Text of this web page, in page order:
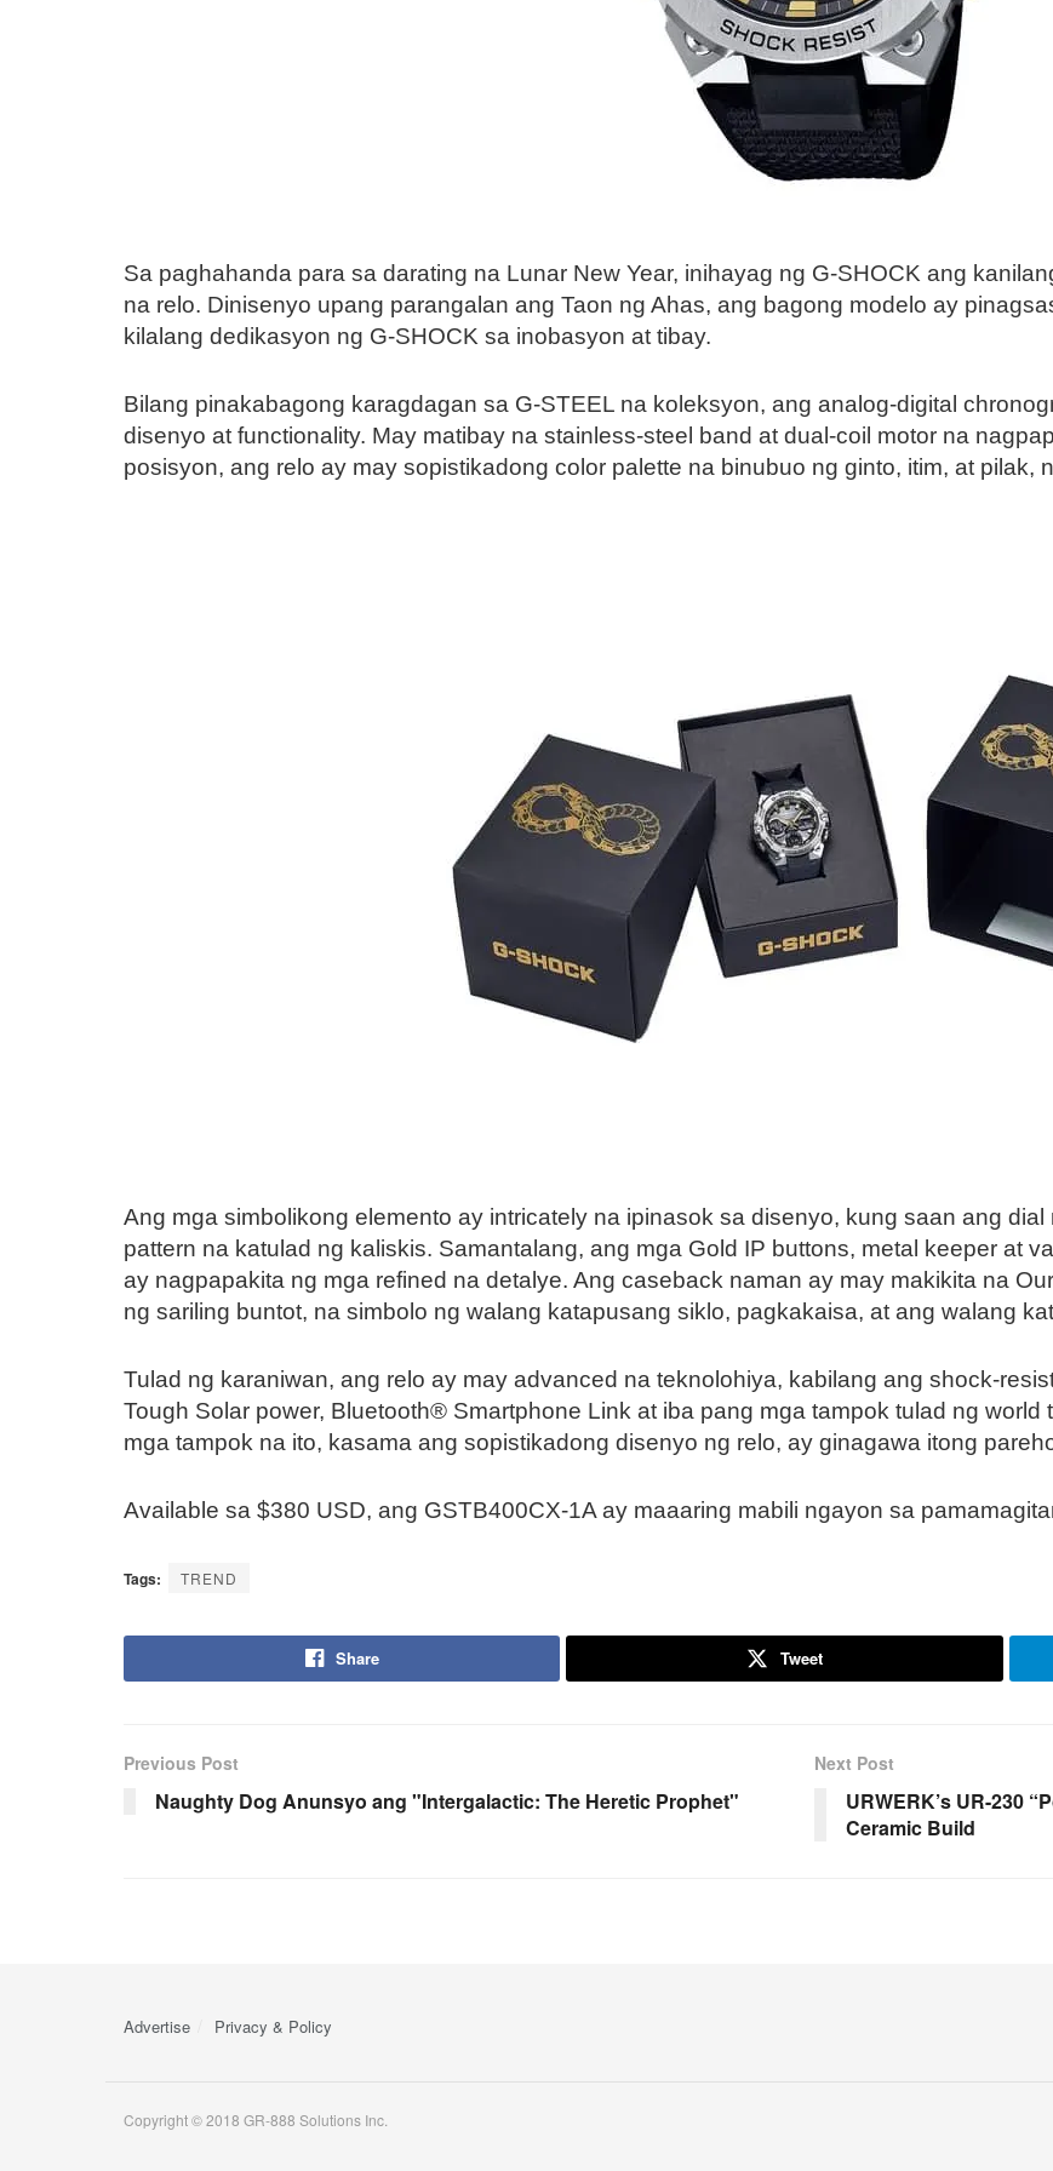
Sa paghahanda para sa darating na Lunar New Year, inihayag ng G-SHOCK ang
na relo. Dinisenyo upang parangalan ang Taon ng Ahas, ang bagong modelo ay
kilalang dedikasyon ng G-SHOCK sa inobasyon at tibay.
Bilang pinakabagong karagdagan sa G-STEEL na koleksyon, ang analog-digital
disenyo at functionality. May matibay na stainless-steel band at dual-coil motor na
posisyon, ang relo ay may sopistikadong color palette na binubuo ng ginto, itim, at pilak,
Ang mga simbolikong elemento ay intricately na ipinasok sa disenyo, kung saan ang
pattern na katulad ng kaliskis. Samantalang, ang mga Gold IP buttons, metal keeper at
ay nagpapakita ng mga refined na detalye. Ang caseback naman ay may makikita na
ng sariling buntot, na simbolo ng walang katapusang siklo, pagkakaisa, at ang walang
Tulad ng karaniwan, ang relo ay may advanced na teknolohiya, kabilang ang shock-
Tough Solar power, Bluetooth® Smartphone Link at iba pang mga tampok tulad ng world
mga tampok na ito, kasama ang sopistikadong disenyo ng relo, ay ginagawa itong
Available sa $380 USD, ang GSTB400CX-1A ay maaaring mabili ngayon sa
Tags: TREND
Share Tweet
Previous Post
Naughty Dog Anunsyo ang "Intergalactic: The Heretic Prophet"
Next Post
URWERK’s UR-230
Ceramic Build
Advertise Privacy & Policy
Copyright © 2018 GR-888 Solutions Inc.